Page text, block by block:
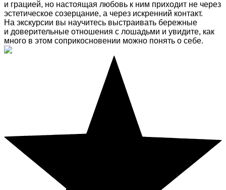
и грацией, но настоящая любовь к ним приходит не через
эстетическое созерцание, а через искренний контакт.
На экскурсии вы научитесь выстраивать бережные
и доверительные отношения с лошадьми и увидите, как
много в этом соприкосновении можно понять о себе.